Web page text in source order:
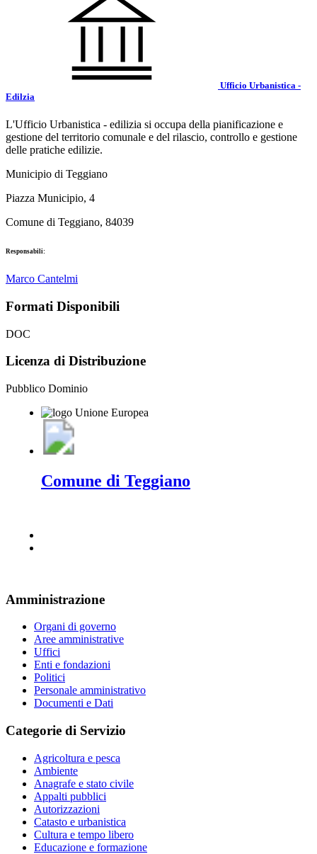
Ufficio Urbanistica -
Edilzia
L'Ufficio Urbanistica - edilizia si occupa della pianificazione e
gestione del territorio comunale e del rilascio, controllo e gestione
delle pratiche edilizie.
Municipio di Teggiano
Piazza Municipio, 4
Comune di Teggiano, 84039
Responsabili:
Marco Cantelmi
Formati Disponibili
DOC
Licenza di Distribuzione
Pubblico Dominio
Comune di Teggiano
Amministrazione
Organi di governo
Aree amministrative
Uffici
Enti e fondazioni
Politici
Personale amministrativo
Documenti e Dati
Categorie di Servizio
Agricoltura e pesca
Ambiente
Anagrafe e stato civile
Appalti pubblici
Autorizzazioni
Catasto e urbanistica
Cultura e tempo libero
Educazione e formazione